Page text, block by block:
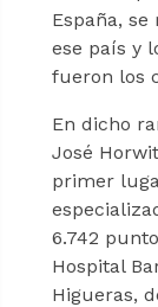
España,
ese país y
fueron los
En dicho
José
primer
6.742
Hospital
Higueras,